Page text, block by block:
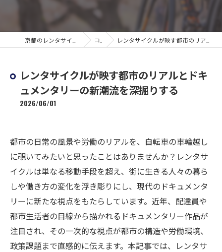
コラム レンタサイクルが映す都市のリアルとドキュメンタリーの新潮流を深掘りする
レンタサイクルが映す都市のリアルとドキ
ュメンタリーの新潮流を深掘りする
2026/06/01
都市の日常の風景や労働のリアルを、自転車の車輪越し
に覗いてみたいと思ったことはありませんか？レンタサ
イクルは単なる移動手段を超え、街に生きる人々の暮ら
しや働き方の変化を浮き彫りにし、現代のドキュメンタ
リーに新たな視点をもたらしています。近年、配達員や
都市生活者の目線から描かれるドキュメンタリー作品が
注目され、その一次的な視点が都市の構造や労働環境、
政策課題まで直感的に伝えます。本記事では、レンタサ